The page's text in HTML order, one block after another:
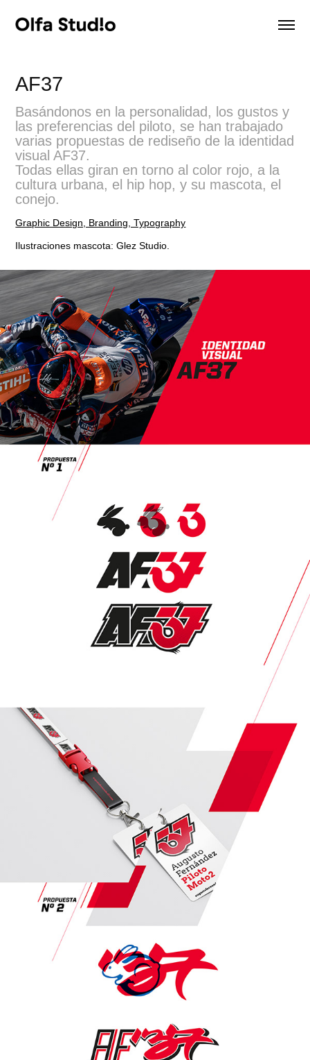
AF37
Basándonos en la personalidad, los gustos y
las preferencias del piloto, se han trabajado
varias propuestas de rediseño de la identidad
visual AF37.
Todas ellas giran en torno al color rojo, a la
cultura urbana, el hip hop, y su mascota, el
conejo.
Graphic Design, Branding, Typography
Ilustraciones mascota: Glez Studio.